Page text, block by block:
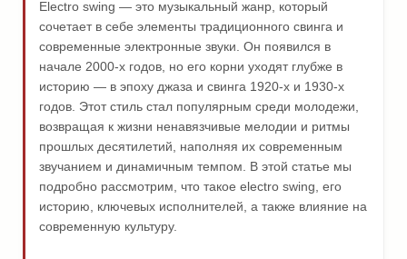
Electro swing — это музыкальный жанр, который
сочетает в себе элементы традиционного свинга и
современные электронные звуки. Он появился в
начале 2000-х годов, но его корни уходят глубже в
историю — в эпоху джаза и свинга 1920-х и 1930-х
годов. Этот стиль стал популярным среди молодежи,
возвращая к жизни ненавязчивые мелодии и ритмы
прошлых десятилетий, наполняя их современным
звучанием и динамичным темпом. В этой статье мы
подробно рассмотрим, что такое electro swing, его
историю, ключевых исполнителей, а также влияние на
современную культуру.